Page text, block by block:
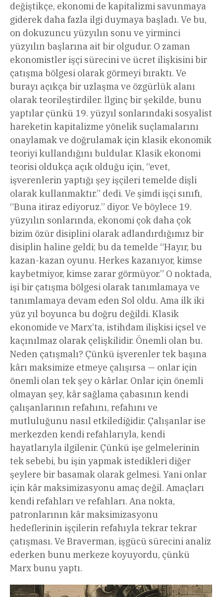
değiştikçe, ekonomi de kapitalizmi savunmaya
giderek daha fazla ilgi duymaya başladı. Ve bu,
on dokuzuncu yüzyılın sonu ve yirminci
yüzyılın başlarına ait bir olgudur. O zaman
ekonomistler işçi sürecini ve ücret ilişkisini bir
çatışma bölgesi olarak görmeyi bıraktı. Ve
burayı açıkça bir uzlaşma ve özgürlük alanı
olarak teorileştirdiler. İlginç bir şekilde, bunu
yaptılar çünkü 19. yüzyıl sonlarındaki sosyalist
hareketin kapitalizme yönelik suçlamalarını
onaylamak ve doğrulamak için klasik ekonomik
teoriyi kullandığını buldular. Klasik ekonomi
teorisi oldukça açık olduğu için, “evet,
işverenlerin yaptığı şey işçileri temelde dişli
olarak kullanmaktır.” dedi. Ve şimdi işçi sınıfı,
“Buna itiraz ediyoruz.” diyor. Ve böylece 19.
yüzyılın sonlarında, ekonomi çok daha çok
bizim özür disiplini olarak adlandırdığımız bir
disiplin haline geldi; bu da temelde “Hayır, bu
kazan-kazan oyunu. Herkes kazanıyor, kimse
kaybetmiyor, kimse zarar görmüyor.” O noktada,
işi bir çatışma bölgesi olarak tanımlamaya ve
tanımlamaya devam eden Sol oldu. Ama ilk iki
yüz yıl boyunca bu doğru değildi. Klasik
ekonomide ve Marx’ta, istihdam ilişkisi içsel ve
kaçınılmaz olarak çelişkilidir. Önemli olan bu.
Neden çatışmalı? Çünkü işverenler tek başına
kârı maksimize etmeye çalışırsa — onlar için
önemli olan tek şey o kârlar. Onlar için önemli
olmayan şey, kâr sağlama çabasının kendi
çalışanlarının refahını, refahını ve
mutluluğunu nasıl etkilediğidir. Çalışanlar ise
merkezden kendi refahlarıyla, kendi
hayatlarıyla ilgilenir. Çünkü işe gelmelerinin
tek sebebi, bu işin yapmak istedikleri diğer
şeylere bir basamak olarak gelmesi. Yani onlar
için kâr maksimizasyonu amaç değil. Amaçları
kendi refahları ve refahları. Ana nokta,
patronlarının kâr maksimizasyonu
hedeflerinin işçilerin refahıyla tekrar tekrar
çatışması. Ve Braverman, işgücü sürecini analiz
ederken bunu merkeze koyuyordu, çünkü
Marx bunu yaptı.